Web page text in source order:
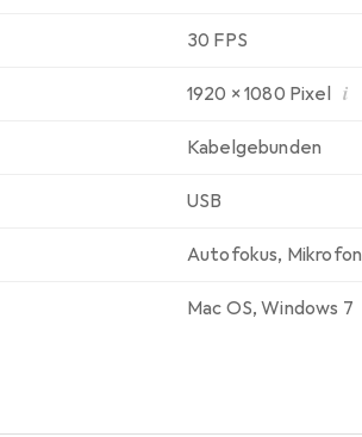
30 FPS
1920 x 1080 Pixel i
Kabelgebunden
USB
Autofokus, Mikrofon
Mac OS,Windows 7